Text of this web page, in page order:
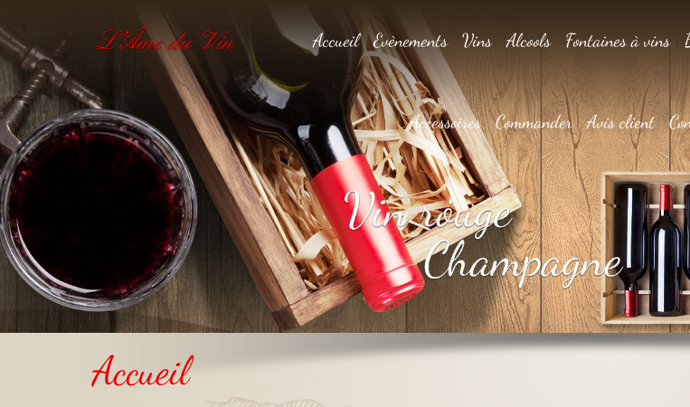
Accueil Evènements Vins Alcools Fontaines à vins
Accessoires Commander Avis client
Accueil